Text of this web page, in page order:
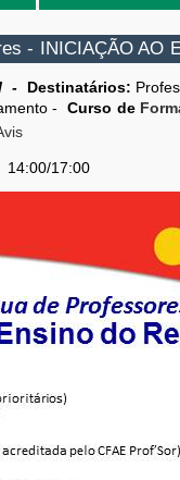
- INICIAÇÃO AO
- Destinatários:
- Curso de
17:00